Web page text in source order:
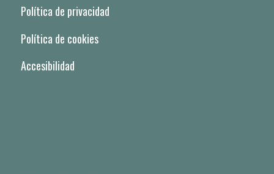
Política de privacidad
Política de cookies
Accesibilidad